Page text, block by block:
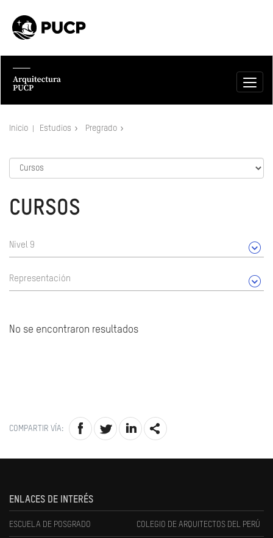
Inicio Estudios Pregrado
CURSOS
Nivel 9
Representación
No se encontraron resultados
COMPARTIR VÍA:
ENLACES DE INTERÉS
ESCUELA DE POSGRADO COLEGIO DE ARQUITECTOS DEL PERÚ